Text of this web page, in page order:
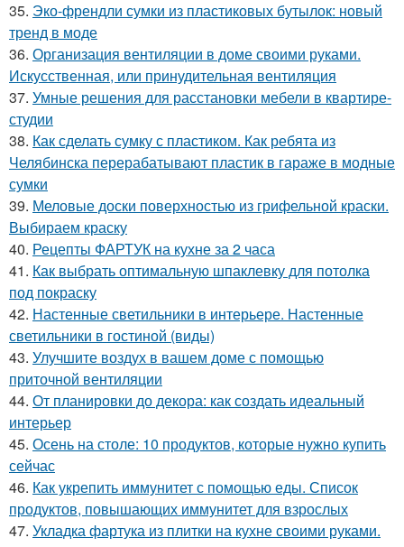
35. Эко-френдли сумки из пластиковых бутылок: новый
тренд в моде
36. Организация вентиляции в доме своими руками.
Искусственная, или принудительная вентиляция
37. Умные решения для расстановки мебели в квартире-
студии
38. Как сделать сумку с пластиком. Как ребята из
Челябинска перерабатывают пластик в гараже в модные
сумки
39. Меловые доски поверхностью из грифельной краски.
Выбираем краску
40. Рецепты ФАРТУК на кухне за 2 часа
41. Как выбрать оптимальную шпаклевку для потолка
под покраску
42. Настенные светильники в интерьере. Настенные
светильники в гостиной (виды)
43. Улучшите воздух в вашем доме с помощью
приточной вентиляции
44. От планировки до декора: как создать идеальный
интерьер
45. Осень на столе: 10 продуктов, которые нужно купить
сейчас
46. Как укрепить иммунитет с помощью еды. Список
продуктов, повышающих иммунитет для взрослых
47. Укладка фартука из плитки на кухне своими руками.